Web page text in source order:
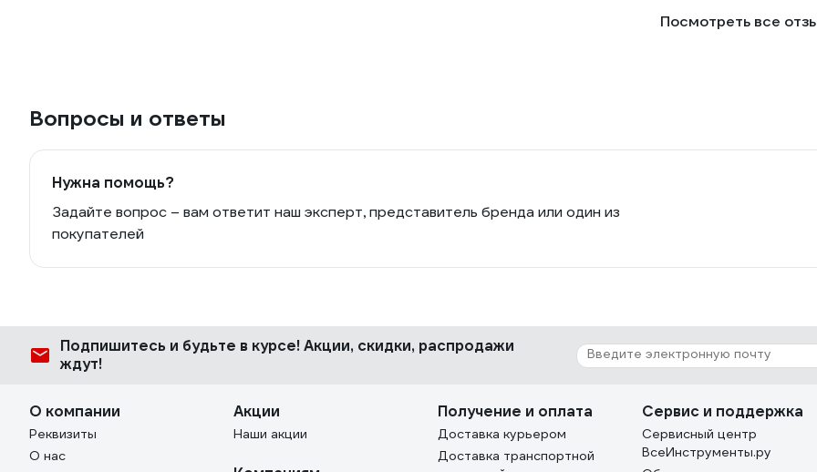
Посмотреть все
Вопросы и ответы
Нужна помощь?
Задайте вопрос – вам ответит наш эксперт, представитель бренда или один из
покупателей
Подпишитесь и будьте в курсе! Акции, скидки, распродажи
ждут!
О компании
Реквизиты
О нас
Акции
Наши акции
Получение и оплата
Доставка курьером
Доставка транспортной
Сервис и поддержка
Сервисный центр
ВсеИнструменты.ру